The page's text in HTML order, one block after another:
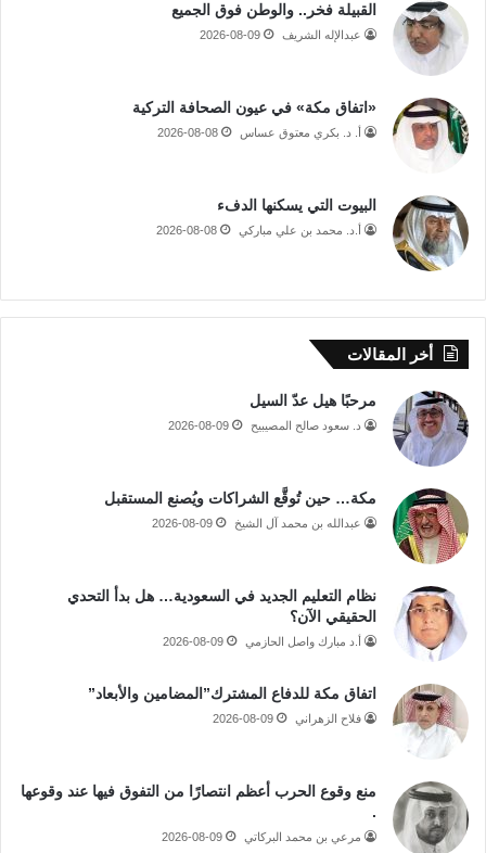
القبيلة فخر.. والوطن فوق الجميع
عبدالإله الشريف 2026-08-09
«اتفاق مكة» في عيون الصحافة التركية
أ. د. بكري معتوق عساس 2026-08-08
البيوت التي يسكنها الدفء
أ.د. محمد بن علي مباركي 2026-08-08
أخر المقالات
مرحبًا هيل عدّ السيل
د. سعود صالح المصيبيح 2026-08-09
مكة… حين تُوقَّع الشراكات ويُصنع المستقبل
عبدالله بن محمد آل الشيخ 2026-08-09
نظام التعليم الجديد في السعودية… هل بدأ التحدي
الحقيقي الآن؟
أ.د مبارك واصل الحازمي 2026-08-09
اتفاق مكة للدفاع المشترك”المضامين والأبعاد”
فلاح الزهراني 2026-08-09
منع وقوع الحرب أعظم انتصارًا من التفوق فيها عند وقوعها
.
مرعي بن محمد البركاتي 2026-08-09